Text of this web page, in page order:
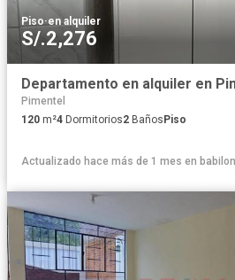
Piso·en alquiler
S/.2,276
Pimentel
120 m²4 Dormitorios2 BañosPiso
Actualizado hace más de 1 mes en